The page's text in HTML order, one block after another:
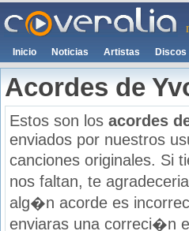
Inicio Noticias Artistas Discos
Acordes de
Estos son los acordes
enviados por nuestros
canciones originales. Si
nos faltan, te
alg�n acorde es
enviaras una correci�n